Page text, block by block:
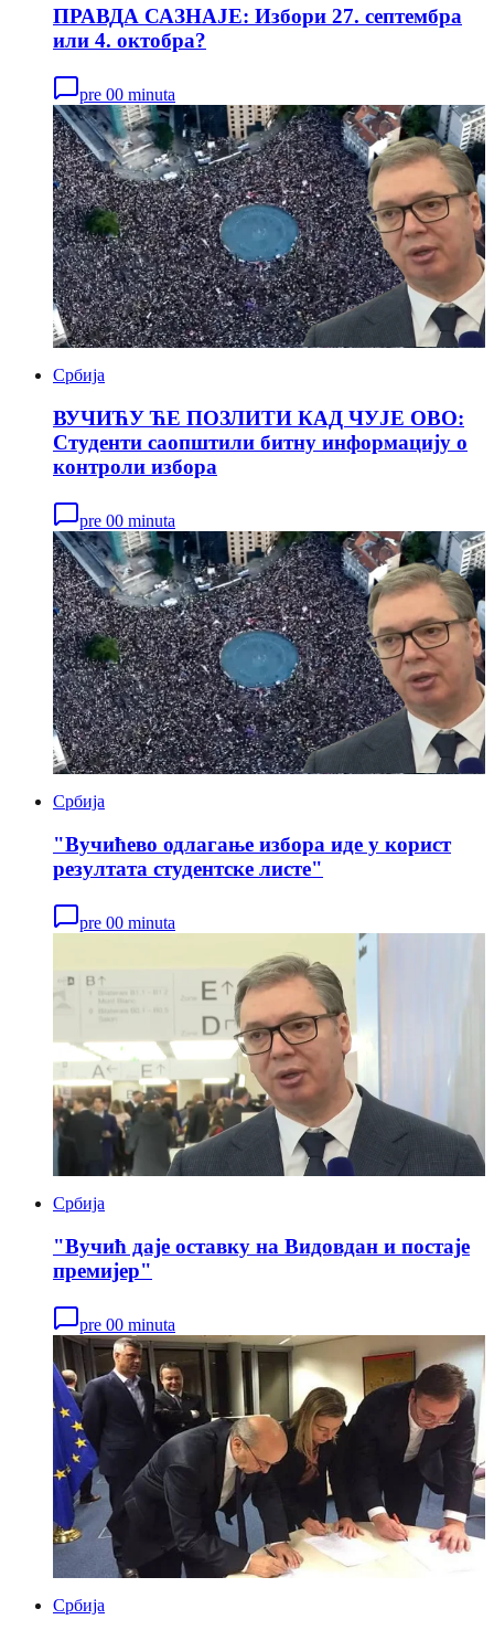
ПРАВДА САЗНАЈЕ: Избори 27. септембра
или 4. октобра?
pre 00 minuta
Србија
ВУЧИЋУ ЋЕ ПОЗЛИТИ КАД ЧУЈЕ ОВО:
Студенти саопштили битну информацију о
контроли избора
pre 00 minuta
Србија
"Вучићево одлагање избора иде у корист
резултата студентске листе"
pre 00 minuta
Србија
"Вучић даје оставку на Видовдан и постаје
премијер"
pre 00 minuta
Србија